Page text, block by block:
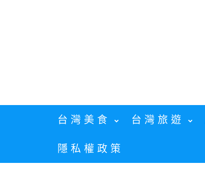
台灣美食 台灣旅遊
隱私權政策